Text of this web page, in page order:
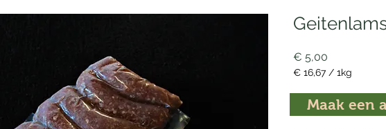
€ 5,00
€ 16,67 / 1kg
Maak een